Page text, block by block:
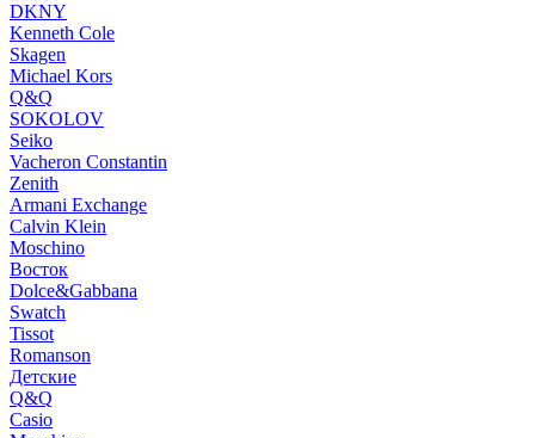
DKNY
Kenneth Cole
Skagen
Michael Kors
Q&Q
SOKOLOV
Seiko
Vacheron Constantin
Zenith
Armani Exchange
Calvin Klein
Moschino
Восток
Dolce&Gabbana
Swatch
Tissot
Romanson
Детские
Q&Q
Casio